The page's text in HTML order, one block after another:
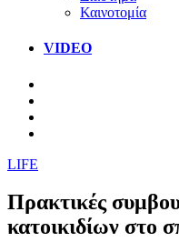
Καινοτομία
VIDEO
LIFE
Πρακτικές
κατοικιδίων στο